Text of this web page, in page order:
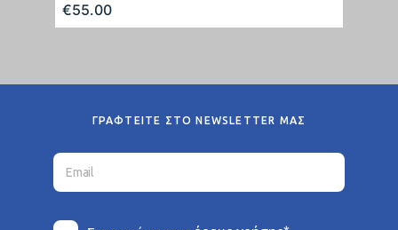
€55.00
ΓΡΑΦΤΕΙΤΕ ΣΤΟ NEWSLETTER ΜΑΣ